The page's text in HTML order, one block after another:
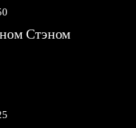
Стэном